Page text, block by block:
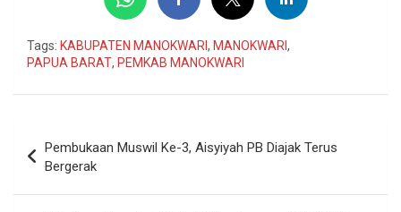
Tags: KABUPATEN MANOKWARI, MANOKWARI,
PAPUA BARAT, PEMKAB MANOKWARI
pos
Pembukaan Muswil Ke-3, Aisyiyah PB Diajak Terus
Bergerak